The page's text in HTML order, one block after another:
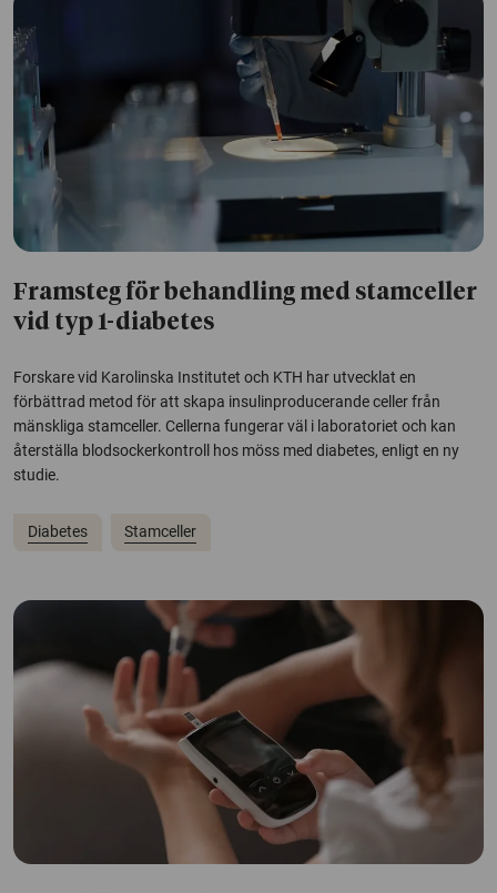
Framsteg för behandling med stamceller
vid typ 1-diabetes
Forskare vid Karolinska Institutet och KTH har utvecklat en
förbättrad metod för att skapa insulinproducerande celler från
mänskliga stamceller. Cellerna fungerar väl i laboratoriet och kan
återställa blodsockerkontroll hos möss med diabetes, enligt en ny
studie.
Diabetes Stamceller